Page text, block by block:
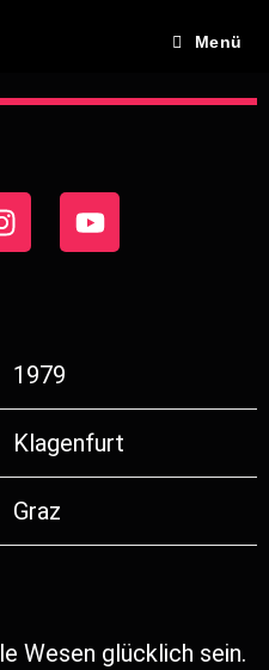
Menü
1979
Klagenfurt
Graz
Wesen glücklich sein.